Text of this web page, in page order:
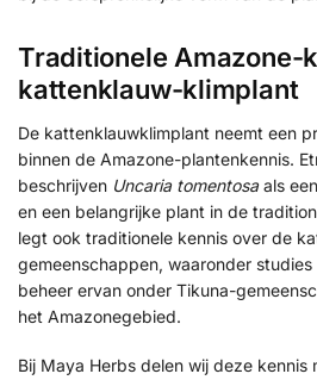
Traditionele Amazone-
kattenklauw-klimplant
De kattenklauwklimplant neemt een
binnen de Amazone-plantenkennis.
beschrijven Uncaria tomentosaals
en een belangrijke plant in de
legt ook traditionele kennis over de
gemeenschappen, waaronder
beheer ervan onder Tikuna-
het Amazonegebied.
Bij Maya Herbs delen wij deze kennis